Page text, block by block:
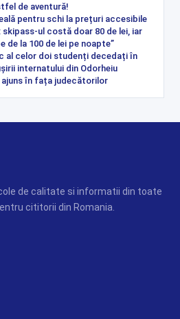
de aventură!
pentru schi la prețuri accesibile
skipass-ul costă doar 80 de lei, iar
de la 100 de lei pe noapte”
al celor doi studenți decedați în
internatului din Odorheiu
ajuns în fața judecătorilor
de calitate si informatii din toate
cititorii din Romania.